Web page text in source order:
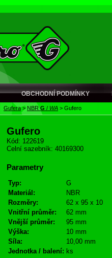
OBCHODNÍ PODMÍNKY
Gufera> NBRG / WA > Gufero
Gufero
Kód: 122619
Celní sazebník: 40169300
Parametry
Typ:
G
Materiál:
NBR
Rozměry:
62 x 95 x 10
Vnitřní průměr:
62 mm
Vnější průměr:
95 mm
Výška:
10 mm
Síla:
10,00 mm
Jednotka / balení: ks